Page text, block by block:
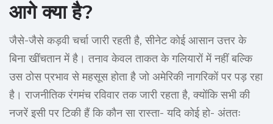
आगे क्या है?
जैसे-जैसे कड़वी चर्चा जारी रहती है, सीनेट कोई आसान उत्तर के
बिना खींचतान में है। तनाव केवल ताकत के गलियारों में नहीं बल्कि
उस ठोस प्रभाव से महसूस होता है जो अमेरिकी नागरिकों पर पड़ रहा
है। राजनीतिक रंगमंच रविवार तक जारी रहता है, क्योंकि सभी की
नजरें इसी पर टिकी हैं कि कौन सा रास्ता- यदि कोई हो- अंततः